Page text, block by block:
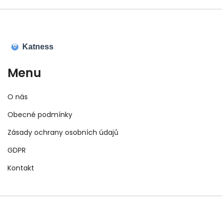
Menu
O nás
Obecné podmínky
Zásady ochrany osobních údajů
GDPR
Kontakt